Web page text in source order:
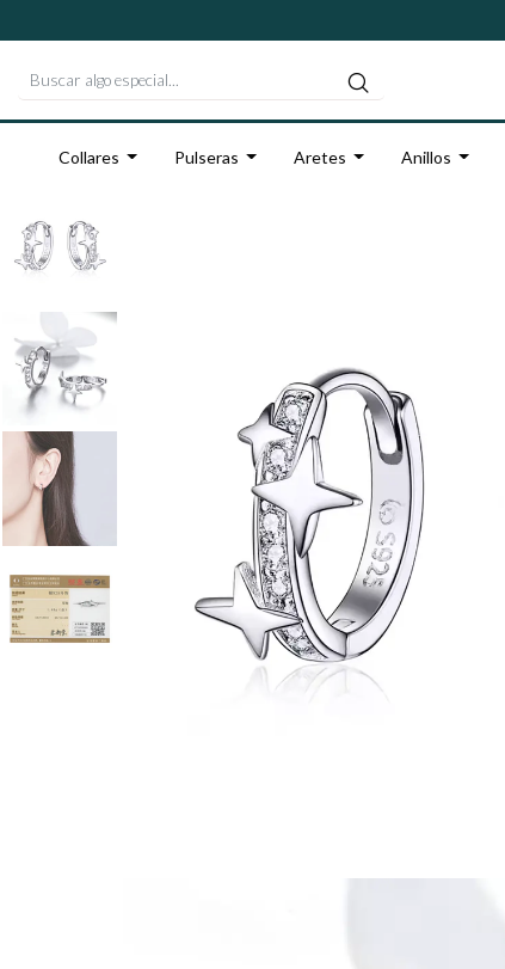
Collares Pulseras Aretes Anillos